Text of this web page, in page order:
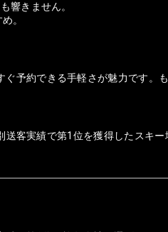
響きません。
。
予約できる手軽さが魅力です。
客実績で第1位を獲得したスキ